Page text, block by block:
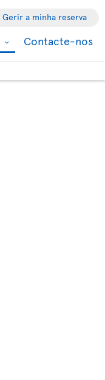
Gerir a minha reserva
Contacte-nos